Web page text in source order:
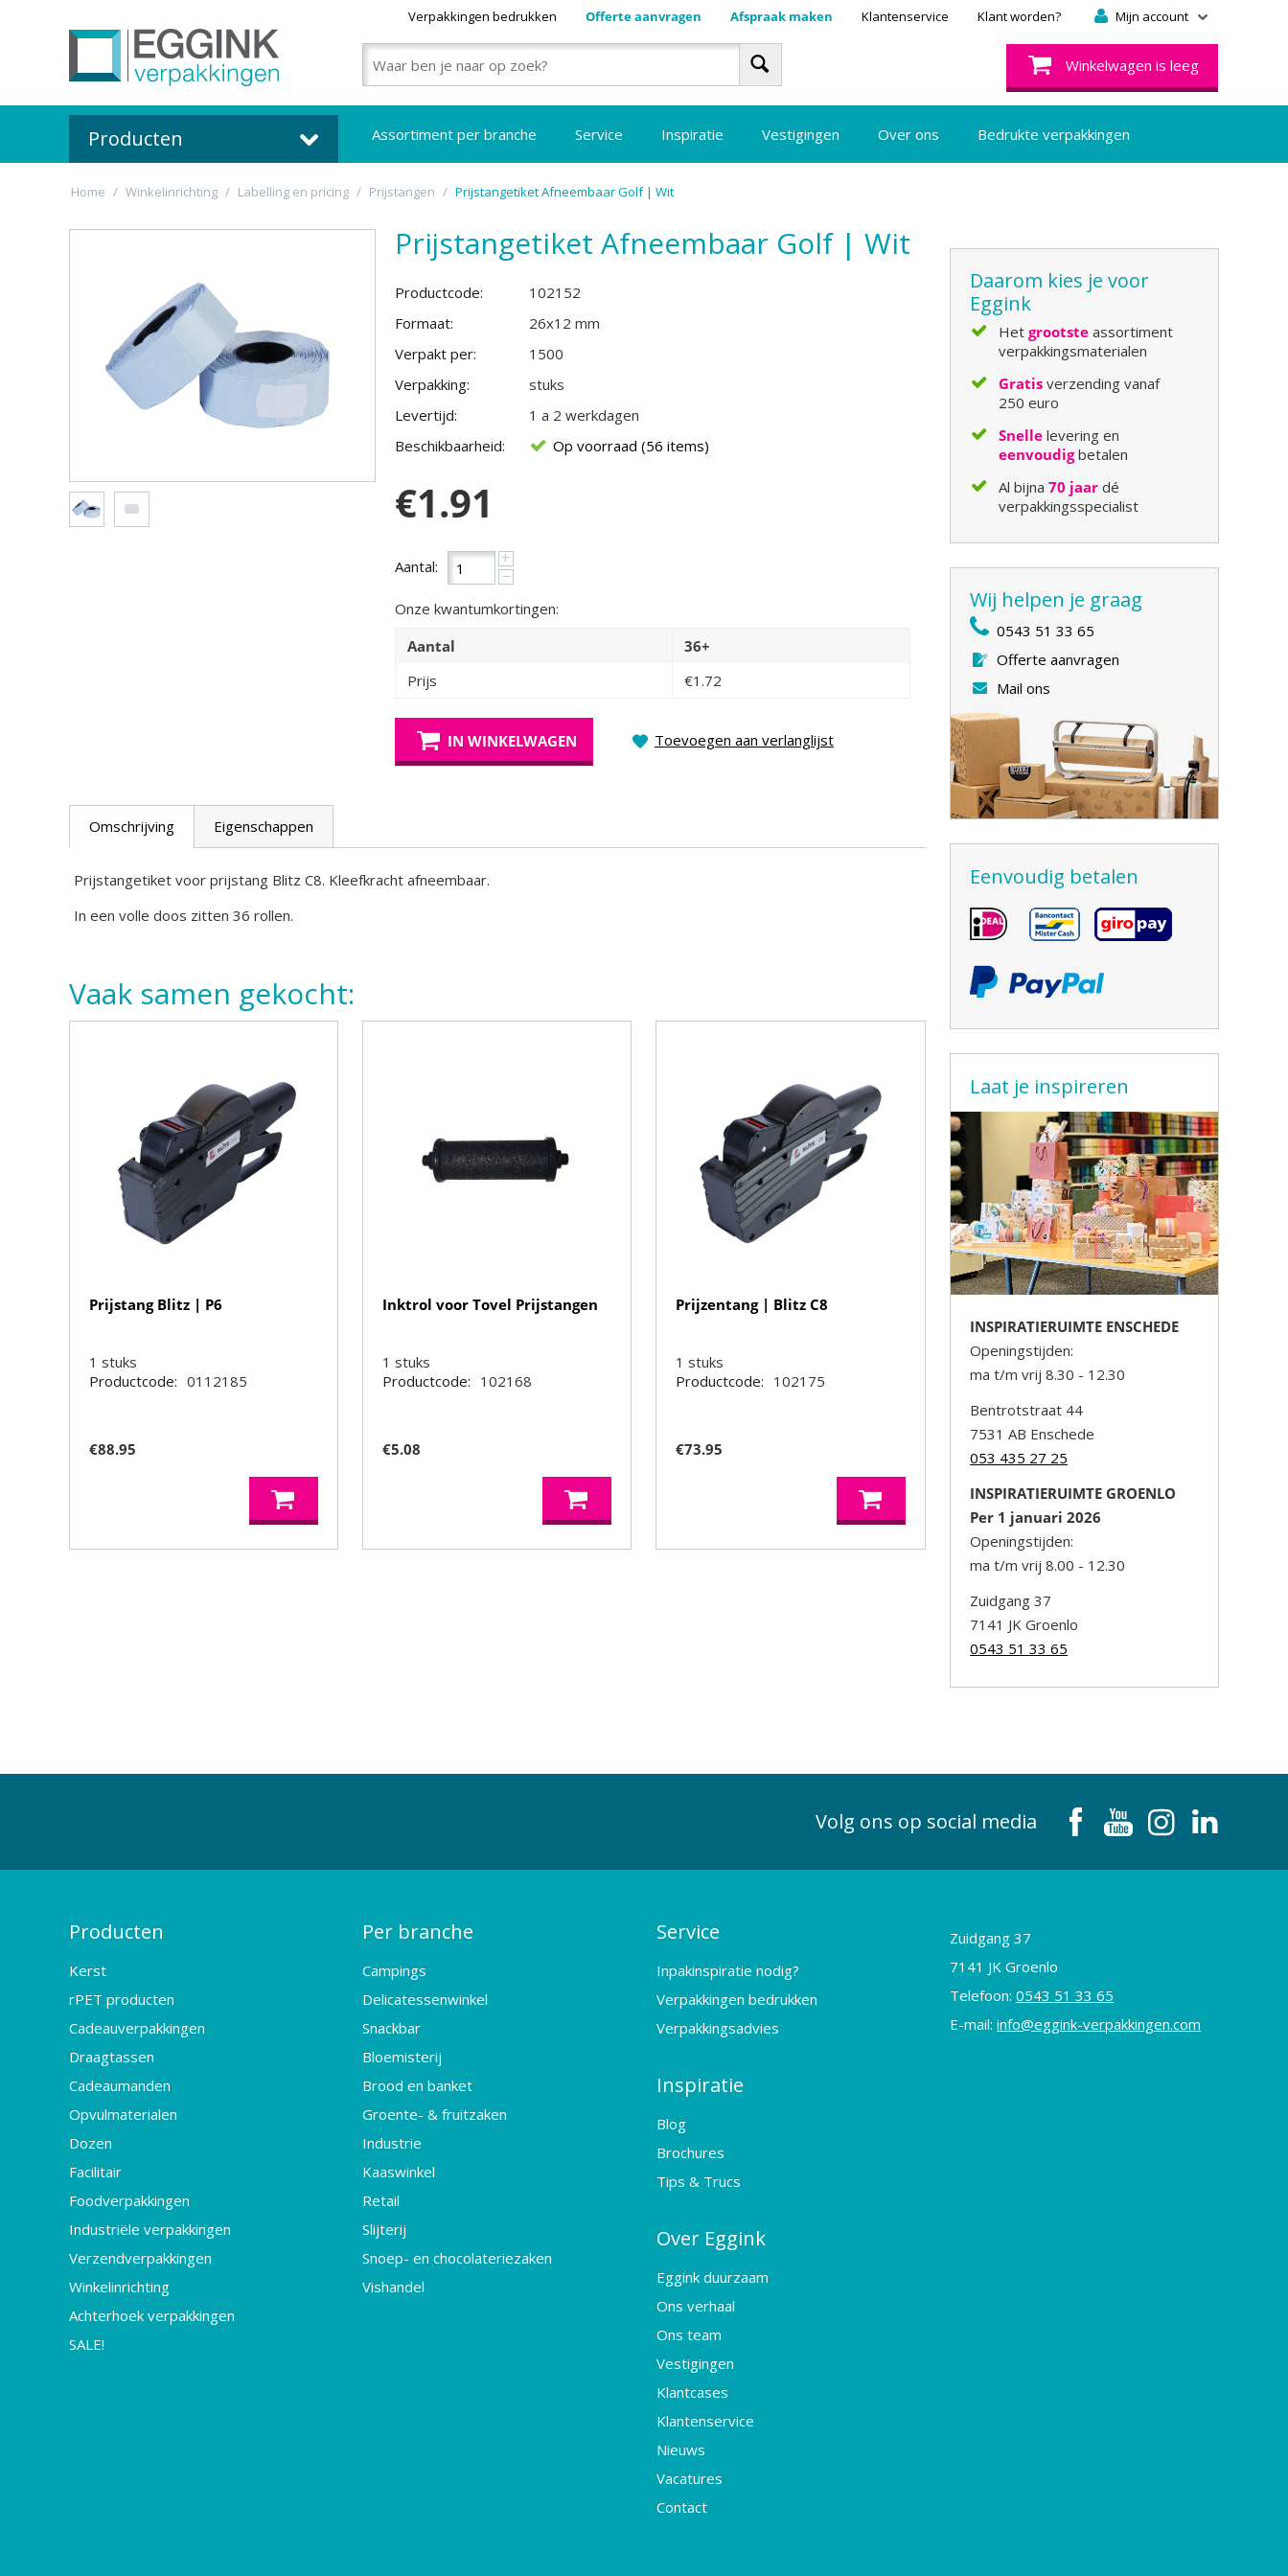
Mijn account
Verpakkingen bedrukken Offerte aanvragen Afspraak maken Klantenservice Klant worden?
Winkelwagen is leeg
Producten Assortiment per branche Service Inspiratie Vestigingen Over ons Bedrukte verpakkingen
Home / Winkelinrichting / Labelling en pricing / Prijstangen / Prijstangetiket Afneembaar Golf | Wit
Prijstangetiket Afneembaar Golf | Wit
Productcode:
102152
Formaat:
26x12 mm
Verpakt per:
1500
Verpakking:
stuks
Levertijd:
1 a 2 werkdagen
Beschikbaarheid:
Op voorraad (56 items)
€1.91
Aantal:
+
−
Onze kwantumkortingen:
Aantal
36+
Prijs
€1.72
IN WINKELWAGEN Toevoegen aan verlanglijst
Omschrijving Eigenschappen
Prijstangetiket voor prijstang Blitz C8. Kleefkracht afneembaar.
In een volle doos zitten 36 rollen.
Vaak samen gekocht:
Prijstang Blitz | P6
1 stuks
Productcode: 0112185
€88.95
Inktrol voor Tovel Prijstangen
1stuks
Productcode: 102168
€5.08
Prijzentang | Blitz C8
1stuks
Productcode: 102175
€73.95
Daarom kies je voor
Eggink
Hetgrootste assortiment
verpakkingsmaterialen
Gratis verzending vanaf
250 euro
Snelle levering en
eenvoudigbetalen
Al bijna70 jaar dé
verpakkingsspecialist
Wij helpen je graag
0543 51 33 65
Offerte aanvragen
Mail ons
Eenvoudig betalen
Laat je inspireren
INSPIRATIERUIMTE ENSCHEDE
Openingstijden:
ma t/m vrij 8.30 - 12.30
Bentrotstraat 44
7531 AB Enschede
053 435 27 25
INSPIRATIERUIMTE GROENLO
Per 1 januari 2026
Openingstijden:
ma t/m vrij 8.00 - 12.30
Zuidgang 37
7141 JK Groenlo
0543 51 33 65
Volg ons op social media
Producten
Kerst
rPET producten
Cadeauverpakkingen
Draagtassen
Cadeaumanden
Opvulmaterialen
Dozen
Facilitair
Foodverpakkingen
Industriële verpakkingen
Verzendverpakkingen
Winkelinrichting
Achterhoek verpakkingen
SALE!
Per branche
Campings
Delicatessenwinkel
Snackbar
Bloemisterij
Brood en banket
Groente- & fruitzaken
Industrie
Kaaswinkel
Retail
Slijterij
Snoep- en chocolateriezaken
Vishandel
Service
Inpakinspiratie nodig?
Verpakkingen bedrukken
Verpakkingsadvies
Inspiratie
Blog
Brochures
Tips & Trucs
Over Eggink
Eggink duurzaam
Ons verhaal
Ons team
Vestigingen
Klantcases
Klantenservice
Nieuws
Vacatures
Contact
Zuidgang 37
7141 JK Groenlo
Telefoon:0543 51 33 65
E-mail:info@eggink-verpakkingen.com